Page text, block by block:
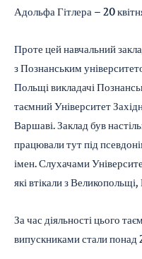
Адольфа Гітлера – 20
Проте цей навчальний
з Познанським
Польщі викладачі
таємний Університет
Варшаві. Заклад був
працювали тут під
імен. Слухачами
які втікали з Великопольщі,
За час діяльності цього
випускниками стали понад